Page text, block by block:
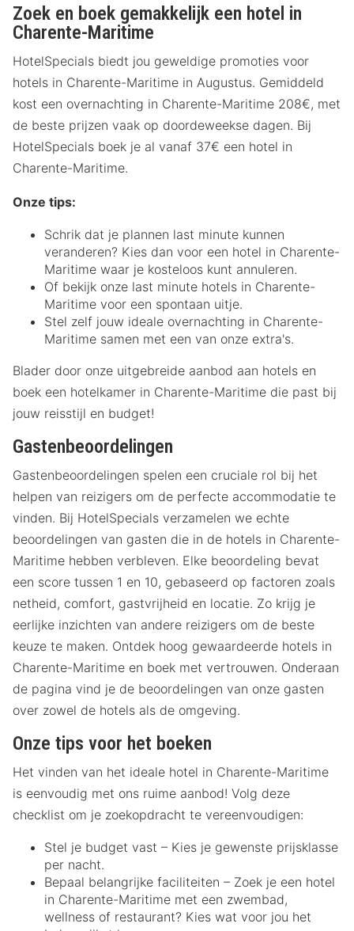
Zoek en boek gemakkelijk een hotel in
Charente-Maritime
HotelSpecials biedt jou geweldige promoties voor
hotels in Charente-Maritime in Augustus. Gemiddeld
kost een overnachting in Charente-Maritime 208€, met
de beste prijzen vaak op doordeweekse dagen. Bij
HotelSpecials boek je al vanaf 37€ een hotel in
Charente-Maritime.
Onze tips:
Schrik dat je plannen last minute kunnen
veranderen? Kies dan voor een hotel in Charente-
Maritime waar je kosteloos kunt annuleren.
Of bekijk onze last minute hotels in Charente-
Maritime voor een spontaan uitje.
Stel zelf jouw ideale overnachting in Charente-
Maritime samen met een van onze extra's.
Blader door onze uitgebreide aanbod aan hotels en
boek een hotelkamer in Charente-Maritime die past bij
jouw reisstijl en budget!
Gastenbeoordelingen
Gastenbeoordelingen spelen een cruciale rol bij het
helpen van reizigers om de perfecte accommodatie te
vinden. Bij HotelSpecials verzamelen we echte
beoordelingen van gasten die in de hotels in Charente-
Maritime hebben verbleven. Elke beoordeling bevat
een score tussen 1 en 10, gebaseerd op factoren zoals
netheid, comfort, gastvrijheid en locatie. Zo krijg je
eerlijke inzichten van andere reizigers om de beste
keuze te maken. Ontdek hoog gewaardeerde hotels in
Charente-Maritime en boek met vertrouwen. Onderaan
de pagina vind je de beoordelingen van onze gasten
over zowel de hotels als de omgeving.
Onze tips voor het boeken
Het vinden van het ideale hotel in Charente-Maritime
is eenvoudig met ons ruime aanbod! Volg deze
checklist om je zoekopdracht te vereenvoudigen:
Stel je budget vast – Kies je gewenste prijsklasse
per nacht.
Bepaal belangrijke faciliteiten – Zoek je een hotel
in Charente-Maritime met een zwembad,
wellness of restaurant? Kies wat voor jou het